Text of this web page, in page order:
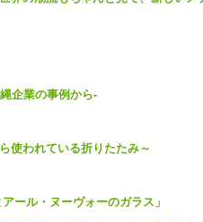
企業の事例から-
使われている折りたたみ～
ール・ヌーヴォーのガラス」